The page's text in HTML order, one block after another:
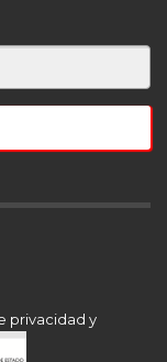
privacidad y